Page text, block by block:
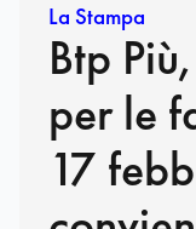
La Stampa
Btp
per le
17